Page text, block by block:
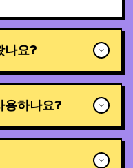
나요?
용하나요?